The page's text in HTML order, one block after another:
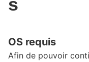
s
OS requis
Afin de pouvoir